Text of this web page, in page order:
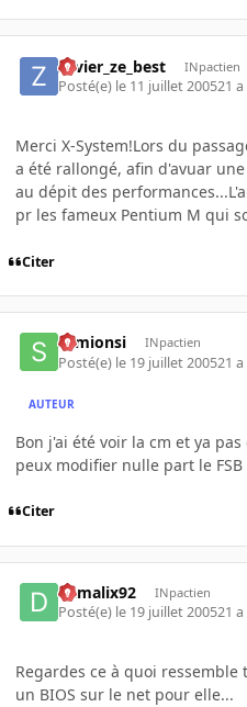
zavier_ze_best INpactien
Posté(e) le 11 juillet 200521 a
Merci X-System!Lors du
a été rallongé, afin d'avuar
au dépit des
pr les fameux Pentium M qui
Citer
semionsi INpactien
Posté(e) le 19 juillet 200521 a
AUTEUR
Bon j'ai été voir la cm et ya
peux modifier nulle part le
Citer
damalix92 INpactien
Posté(e) le 19 juillet 200521 a
Regardes ce à quoi
un BIOS sur le net pour elle...